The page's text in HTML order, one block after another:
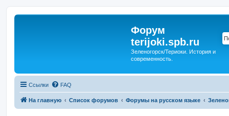
Форум
terijoki.spb.ru
Зеленогорск/Териоки. История и
современность.
Ссылки FAQ
На главную Список форумов Форумы на русском языке